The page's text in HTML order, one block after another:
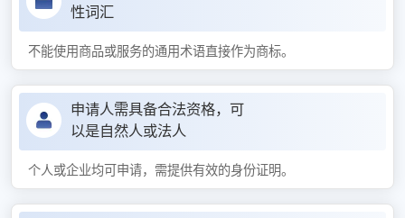
性词汇
不能使用商品或服务的通用术语直接作为商标。
申请人需具备合法资格，可
以是自然人或法人
个人或企业均可申请，需提供有效的身份证明。